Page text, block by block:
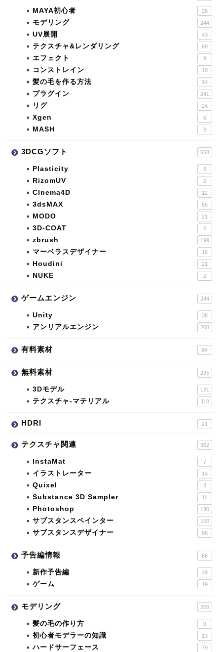
MAYA初心者 28
モデリング 244
UV展開 43
テクスチャ&レンダリング 69
エフェクト 9
コンストレイン 10
髪の毛を作る方法 14
プラグイン 241
リグ 24
Xgen 8
MASH 3
3DCGソフト 658
Plasticity 9
RizomUV 2
CInema4D 12
3dsMAX 55
MODO 21
3D-COAT 6
zbrush 199
マーベラスデザイナー 16
Houdini 21
NUKE 2
ゲームエンジン 244
Unity 38
アンリアルエンジン 208
有料素材 84
無料素材 295
3Dモデル 131
テクスチャ-マテリアル 118
HDRI 21
テクスチャ関連 362
InstaMat 7
イラストレーター 14
Quixel 3
Substance 3D Sampler 14
Photoshop 130
サブスタンスペインター 100
サブスタンスデザイナー 88
予告編情報 66
新作予告編 49
ゲーム 19
モデリング 269
髪の毛の作り方 9
初心者モデラーの知識 13
ハードサーフェース 79